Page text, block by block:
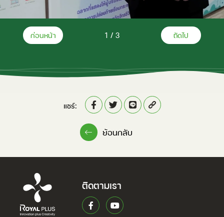
ก่อนหน้า 2 /3 ถัดไป
แชร์:
ย้อนกลับ
ติดตามเรา